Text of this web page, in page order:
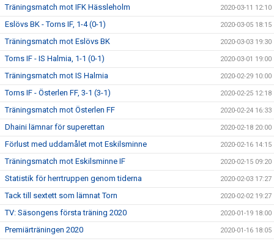
Träningsmatch mot IFK Hässleholm 2020-03-11 12:10
Eslövs BK - Torns IF, 1-4 (0-1) 2020-03-05 18:15
Träningsmatch mot Eslövs BK 2020-03-03 19:30
Torns IF - IS Halmia, 1-1 (0-1) 2020-03-01 19:00
Träningsmatch mot IS Halmia 2020-02-29 10:00
Torns IF - Österlen FF, 3-1 (3-1) 2020-02-25 12:18
Träningsmatch mot Österlen FF 2020-02-24 16:33
Dhaini lämnar för superettan 2020-02-18 20:00
Förlust med uddamålet mot Eskilsminne 2020-02-16 14:15
Träningsmatch mot Eskilsminne IF 2020-02-15 09:20
Statistik för herrtruppen genom tiderna 2020-02-03 17:27
Tack till sextett som lämnat Torn 2020-02-02 19:27
TV: Säsongens första träning 2020 2020-01-19 18:00
Premiärträningen 2020 2020-01-16 18:05